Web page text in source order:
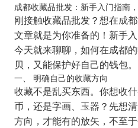
成都收藏品批发：新手入门指南
刚接触收藏品批发？想在成
文章就是为你准备的！新手
今天就来聊聊，如何在成都
贝，又能保护好自己的钱包。
一、 明确自己的收藏方向
收藏不是乱买东西。你想收
币，还是字画、玉器？先想
方向，才能有的放矢，不至